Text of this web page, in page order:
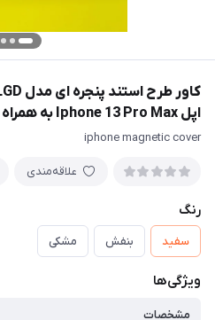
اپل Iphone 13 Pro Max به همراه محافظ دوربین
iphone magnetic cover
علاقه‌مندی
رنگ
سفید بنفش مشکی
ویژگی‌ها
مشخصات